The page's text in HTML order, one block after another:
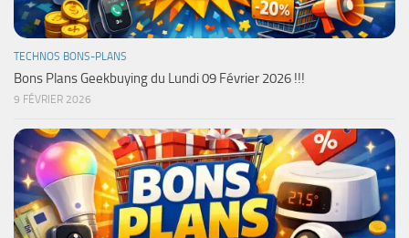
TECHNOS BONS-PLANS
Bons Plans Geekbuying du Lundi 09 Février 2026 !!!
9 FÉVRIER 2026